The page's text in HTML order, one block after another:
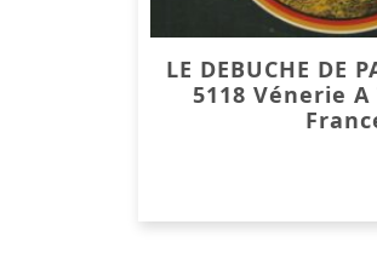
LE DEBUCHE DE
5118 Vénerie